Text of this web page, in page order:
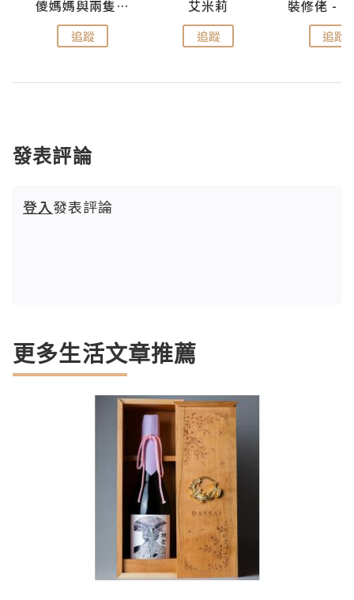
儍媽媽與兩隻小魔怪之家
追蹤
艾米莉
追蹤 追蹤
發表評論
登入發表評論
更多生活文章推薦